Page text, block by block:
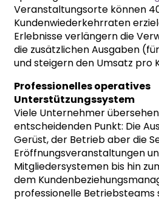
Veranstaltungsorte können
Kundenwiederkehrraten
Erlebnisse verlängern die
die zusätzlichen Ausgaben
und steigern den Umsatz pro
Professionelles operatives
Unterstützungssystem
Viele Unternehmer
entscheidenden Punkt: Die
Gerüst, der Betrieb aber die
Eröffnungsveranstaltungen
Mitgliedersystemen bis hin
dem
professionelle Betriebsteams